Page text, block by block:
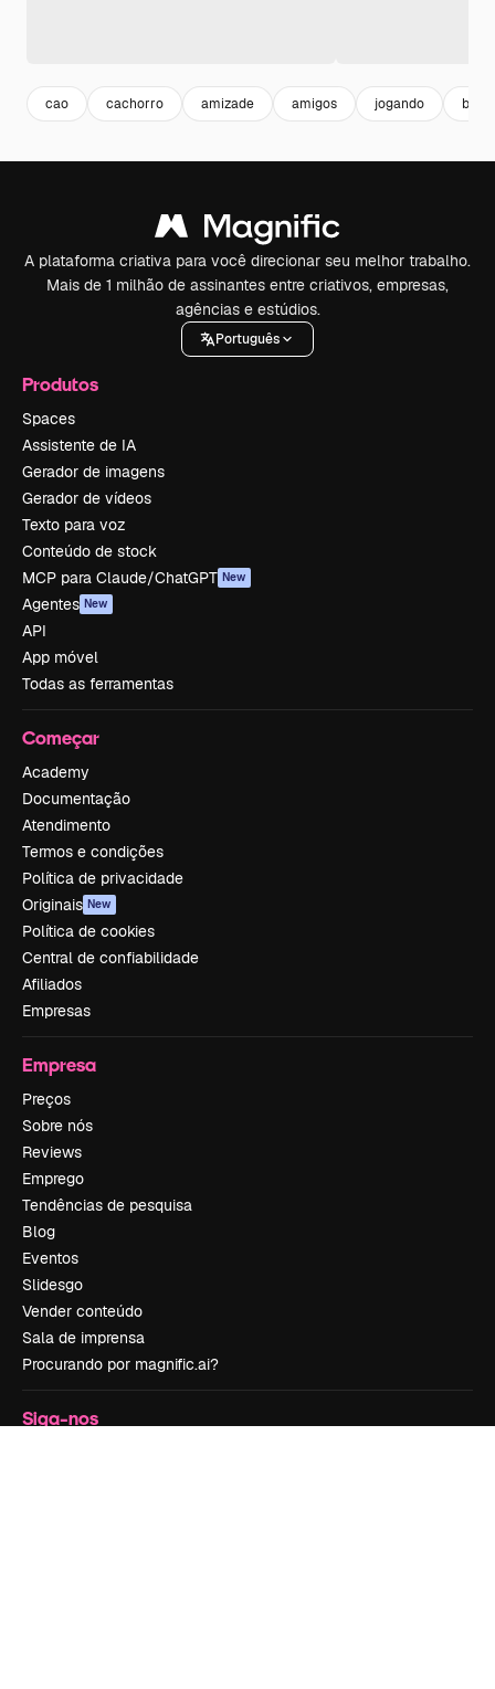
cao cachorro amizade amigos jogando
A plataforma criativa para você direcionar seu melhor trabalho.
Mais de 1 milhão de assinantes entre criativos, empresas,
agências e estúdios.
Português
Produtos
Spaces
Assistente de IA
Gerador de imagens
Gerador de vídeos
Texto para voz
Conteúdo de stock
MCP para Claude/ChatGPT New
Agentes New
API
App móvel
Todas as ferramentas
Começar
Academy
Documentação
Atendimento
Termos e condições
Política de privacidade
Originais New
Política de cookies
Central de confiabilidade
Afiliados
Empresas
Empresa
Preços
Sobre nós
Reviews
Emprego
Tendências de pesquisa
Blog
Eventos
Slidesgo
Vender conteúdo
Sala de imprensa
Procurando por magnific.ai?
Siga-nos